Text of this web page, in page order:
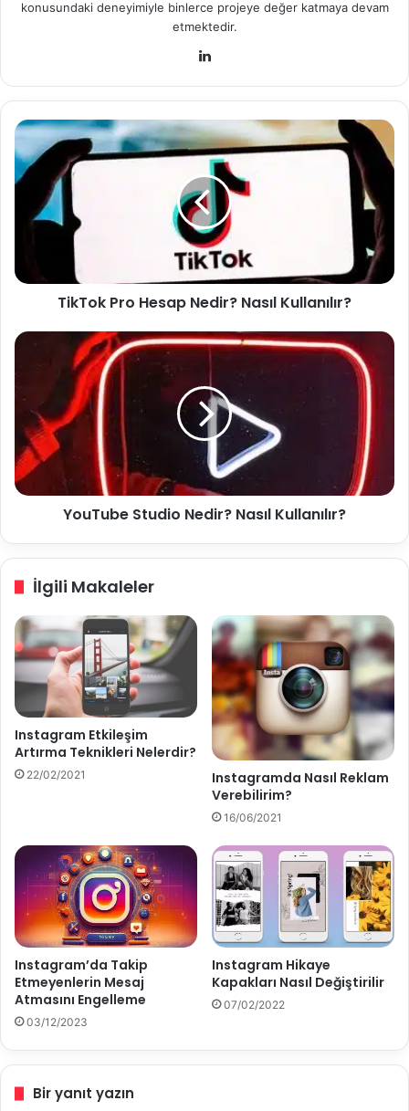
konusundaki deneyimiyle binlerce projeye değer katmaya devam
etmektedir.
dIn
T
i
T
o
s
i
r
?
u
l
l
a
n
l
ı
r
TikTok Pro Hesap Nedir? Nasıl Kullanılır?
Y
e
S
t
d
i
r
?
N
s
l
l
n
l
r
?
YouTube Studio Nedir? Nasıl Kullanılır?
İlgili Makaleler
Instagram Etkileşim
Artırma Teknikleri Nelerdir?
22/02/2021
Instagramda Nasıl Reklam
Verebilirim?
16/06/2021
Instagram’da Takip
Etmeyenlerin Mesaj
Atmasını Engelleme
03/12/2023
Instagram Hikaye
Kapakları Nasıl Değiştirilir
07/02/2022
Bir yanıt yazın